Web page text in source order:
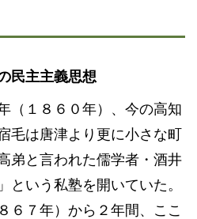
民主主義思想
（１８６０年）、今の高知
毛は唐津より更に小さな町
弟と言われた儒学者・酒井
という私塾を開いていた。
６７年）から２年間、ここ